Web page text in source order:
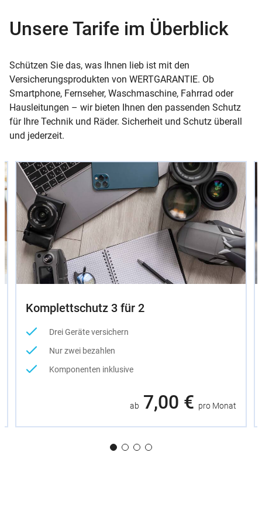
Unsere Tarife im Überblick
Schützen Sie das, was Ihnen lieb ist mit den
Versicherungsprodukten von WERTGARANTIE. Ob
Smartphone, Fernseher, Waschmaschine, Fahrrad oder
Hausleitungen – wir bieten Ihnen den passenden Schutz
für Ihre Technik und Räder. Sicherheit und Schutz überall
und jederzeit.
Slider
Instructions
Komplettschutz 3 für 2
Drei Geräte versichern
Nur zwei bezahlen
Komponenten inklusive
ab 7,00 € pro Monat